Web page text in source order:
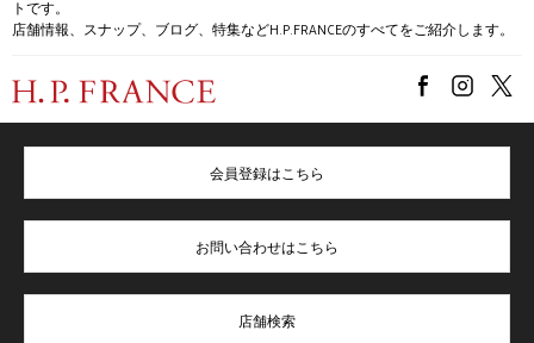
トです。
店舗情報、スナップ、ブログ、特集などH.P.FRANCEのすべてをご紹介します。
会員登録はこちら
お問い合わせはこちら
店舗検索